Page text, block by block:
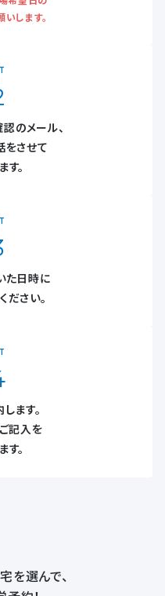
します。
のメール、
をさせて
す。
た日時に
ださい。
ます。
記入を
す。
を選んで、